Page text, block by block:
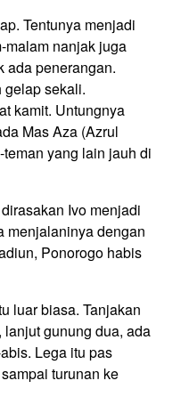
Tentunya menjadi
malam nanjak juga
ada penerangan.
gelap sekali.
kamit. Untungnya
Mas Aza (Azrul
yang lain jauh di
Ivo menjadi
menjalaninya dengan
Ponorogo habis
luar biasa. Tanjakan
gunung dua, ada
Lega itu pas
turunan ke